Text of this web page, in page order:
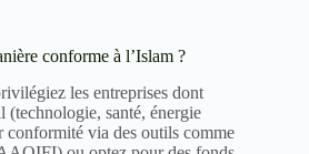
conforme à l’Islam ?
les entreprises dont
(technologie, santé, énergie
via des outils comme